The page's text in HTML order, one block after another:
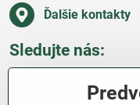
Ďalšie kontakty
Sledujte nás: